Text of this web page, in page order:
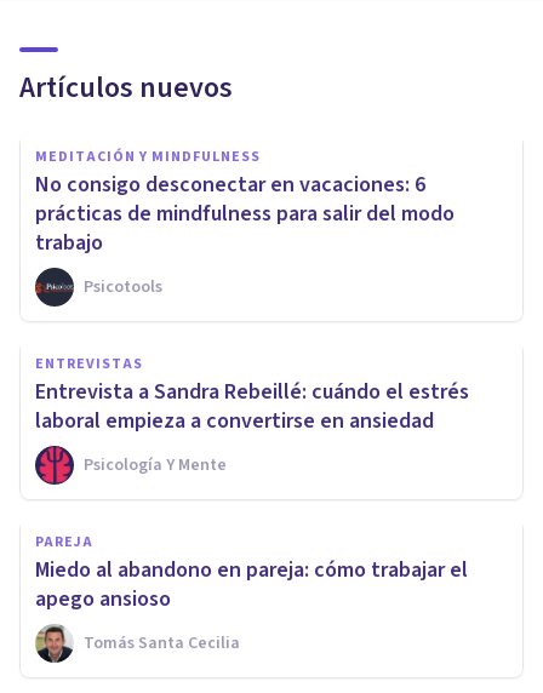
Artículos nuevos
MEDITACIÓN Y MINDFULNESS
No consigo desconectar en vacaciones: 6
prácticas de mindfulness para salir del modo
trabajo
Psicotools
ENTREVISTAS
Entrevista a Sandra Rebeillé: cuándo el estrés
laboral empieza a convertirse en ansiedad
Psicología Y Mente
PAREJA
Miedo al abandono en pareja: cómo trabajar el
apego ansioso
Tomás Santa Cecilia